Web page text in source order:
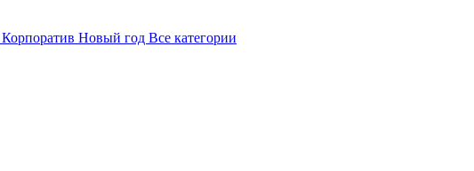
Корпоратив Новый год Все категории